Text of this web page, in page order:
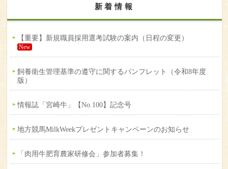
新着情報
【重要】新規職員採用選考試験の案内（日程の変更）
New
飼養衛生管理基準の遵守に関するパンフレット（令和8年度
版）
情報誌「宮崎牛」【No.100】記念号
地方競馬MilkWeekプレゼントキャンペーンのお知らせ
「肉用牛肥育農家研修会」参加者募集！